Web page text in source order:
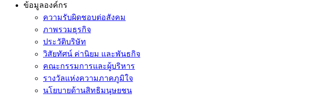
ข้อมูลองค์กร
ความรับผิดชอบต่อสังคม
ภาพรวมธุรกิจ
ประวัติบริษัท
วิสัยทัศน์ ค่านิยม และพันธกิจ
คณะกรรมการและผู้บริหาร
รางวัลแห่งความภาคภูมิใจ
นโยบายด้านสิทธิมนุษยชน